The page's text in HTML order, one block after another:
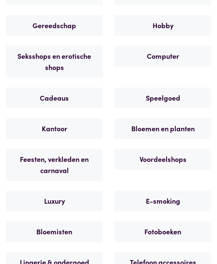
Gereedschap Hobby
Seksshops en erotische
shops
Computer
Cadeaus Speelgoed
Kantoor Bloemen en planten
Feesten, verkleden en
carnaval
Voordeelshops
Luxury E-smoking
Bloemisten Fotoboeken
Lingerie & ondergoed Telefoon accessoires